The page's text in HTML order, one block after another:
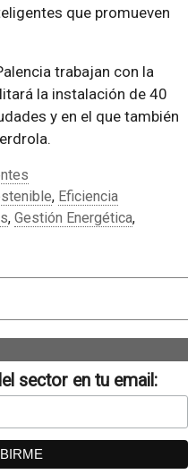
que promueven
trabajan con la
la instalación de 40
y en el que también
, Eficiencia
, Gestión Energética,
sector en tu email: